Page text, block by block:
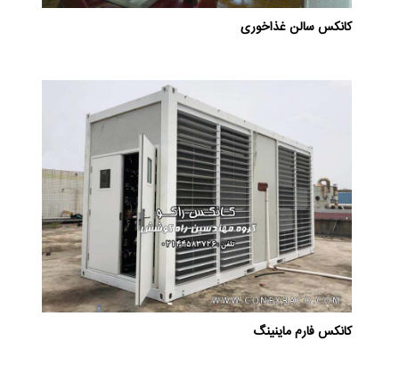
کانکس سالن غذاخوری
کانکس فارم ماینینگ